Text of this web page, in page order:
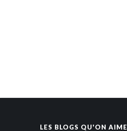
LES BLOGS QU'ON AIME